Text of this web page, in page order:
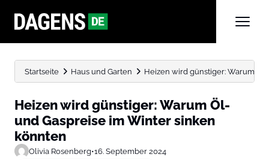
Startseite Haus und Garten Heizen wird günstiger: Warum
Heizen wird günstiger: Warum Öl-
und Gaspreise im Winter sinken
könnten
Olivia Rosenberg•16. September 2024